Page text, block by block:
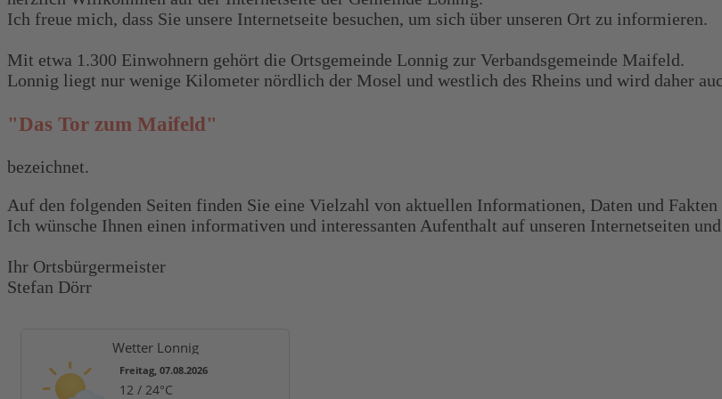
Ich freue mich, dass Sie unsere Internetseite besuchen, um sich über unseren Ort zu informieren.
Mit etwa 1.300 Einwohnern gehört die Ortsgemeinde Lonnig zur Verbandsgemeinde Maifeld.
Lonnig liegt nur wenige Kilometer nördlich der Mosel und westlich des Rheins und wird daher
"Das Tor zum Maifeld"
bezeichnet.
Auf den folgenden Seiten finden Sie eine Vielzahl von aktuellen Informationen, Daten und Fakten
Ich wünsche Ihnen einen informativen und interessanten Aufenthalt auf unseren Internetseiten
Ihr Ortsbürgermeister
Stefan Dörr
Wetter Lonnig
Freitag, 07.08.2026
12 / 24°C